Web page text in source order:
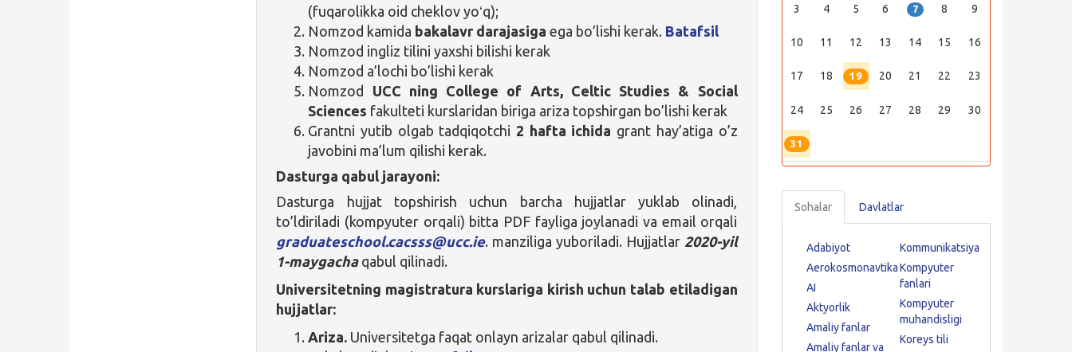
(fuqarolikka oid cheklov yoʻq);
Nomzod kamida bakalavr darajasiga ega bo’lishi kerak. Batafsil
Nomzod ingliz tilini yaxshi bilishi kerak
Nomzod a’lochi bo’lishi kerak
Nomzod UCC ning College of Arts, Celtic Studies & Social
Sciences fakulteti kurslaridan biriga ariza topshirgan bo’lishi kerak
Grantni yutib olgab tadqiqotchi 2 hafta ichida grant hay’atiga o’z
javobini ma’lum qilishi kerak.
Dasturga qabul jarayoni:
Dasturga hujjat topshirish uchun barcha hujjatlar yuklab olinadi,
to’ldiriladi (kompyuter orqali) bitta PDF fayliga joylanadi va email orqali
graduateschool.cacsss@ucc.ie. manziliga yuboriladi. Hujjatlar 2020-yil
1-maygachaqabul qilinadi.
Universitetning magistratura kurslariga kirish uchun talab etiladigan
hujjatlar:
Ariza. Universitetga faqat onlayn arizalar qabul qilinadi.
3 4 5 6 7 8 9
10 11 12 13 14 15 16
17 18 19 20 21 22 23
24 25 26 27 28 29 30
31
Sohalar Davlatlar
Adabiyot
Aerokosmonavtika
AI
Aktyorlik
Amaliy fanlar
Amaliy fanlar va
Kommunikatsiya
Kompyuter
fanlari
Kompyuter
muhandisligi
Koreys tili